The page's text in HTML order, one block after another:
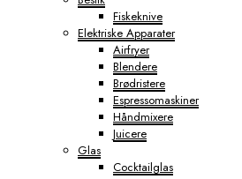
Fiskeknive
Elektriske Apparater
Airfryer
Blendere
Brødristere
Espressomaskiner
Håndmixere
Juicere
Glas
Cocktailglas